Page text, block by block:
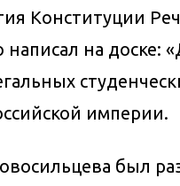
Конституции
написал на доске:
империи.
был